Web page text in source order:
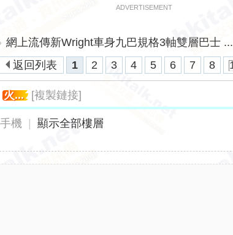
ADVERTISEMENT
網上流傳新Wright車身九巴規格3軸雙層巴士 ...
1
2 3 4 5 6 7 8
返回列表
火... [複製鏈接]
機 顯示全部樓層